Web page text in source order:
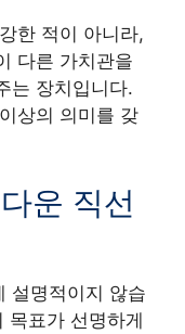
한 적이 아니라,
다른 가치관을
는 장치입니다.
상의 의미를 갖
운 직선
설명적이지 않습
목표가 선명하게